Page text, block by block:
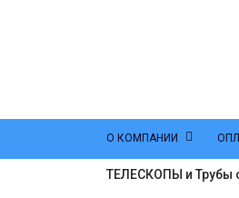
О КОМПАНИИ
ТЕЛЕСКОПЫ и Трубы